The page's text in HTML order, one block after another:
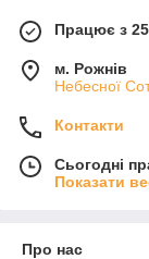
Працює з
м. Рожнів
Небесної
Контакти
Сьогодні
Показати
Про нас